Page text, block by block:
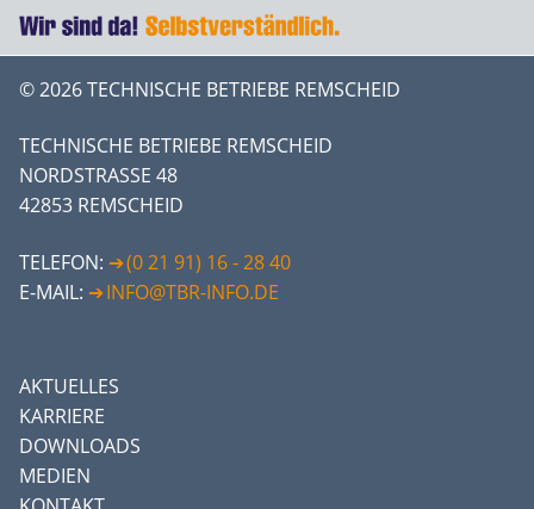
© 2026 TECHNISCHE BETRIEBE REMSCHEID
TECHNISCHE BETRIEBE REMSCHEID
NORDSTRASSE 48
42853 REMSCHEID
TELEFON:
(0 21 91) 16 - 28 40
E-MAIL:
INFO@TBR-INFO.DE
AKTUELLES
KARRIERE
DOWNLOADS
MEDIEN